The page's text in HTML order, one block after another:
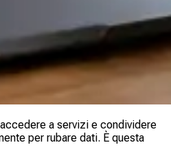
a servizi e condividere
per rubare dati. È questa